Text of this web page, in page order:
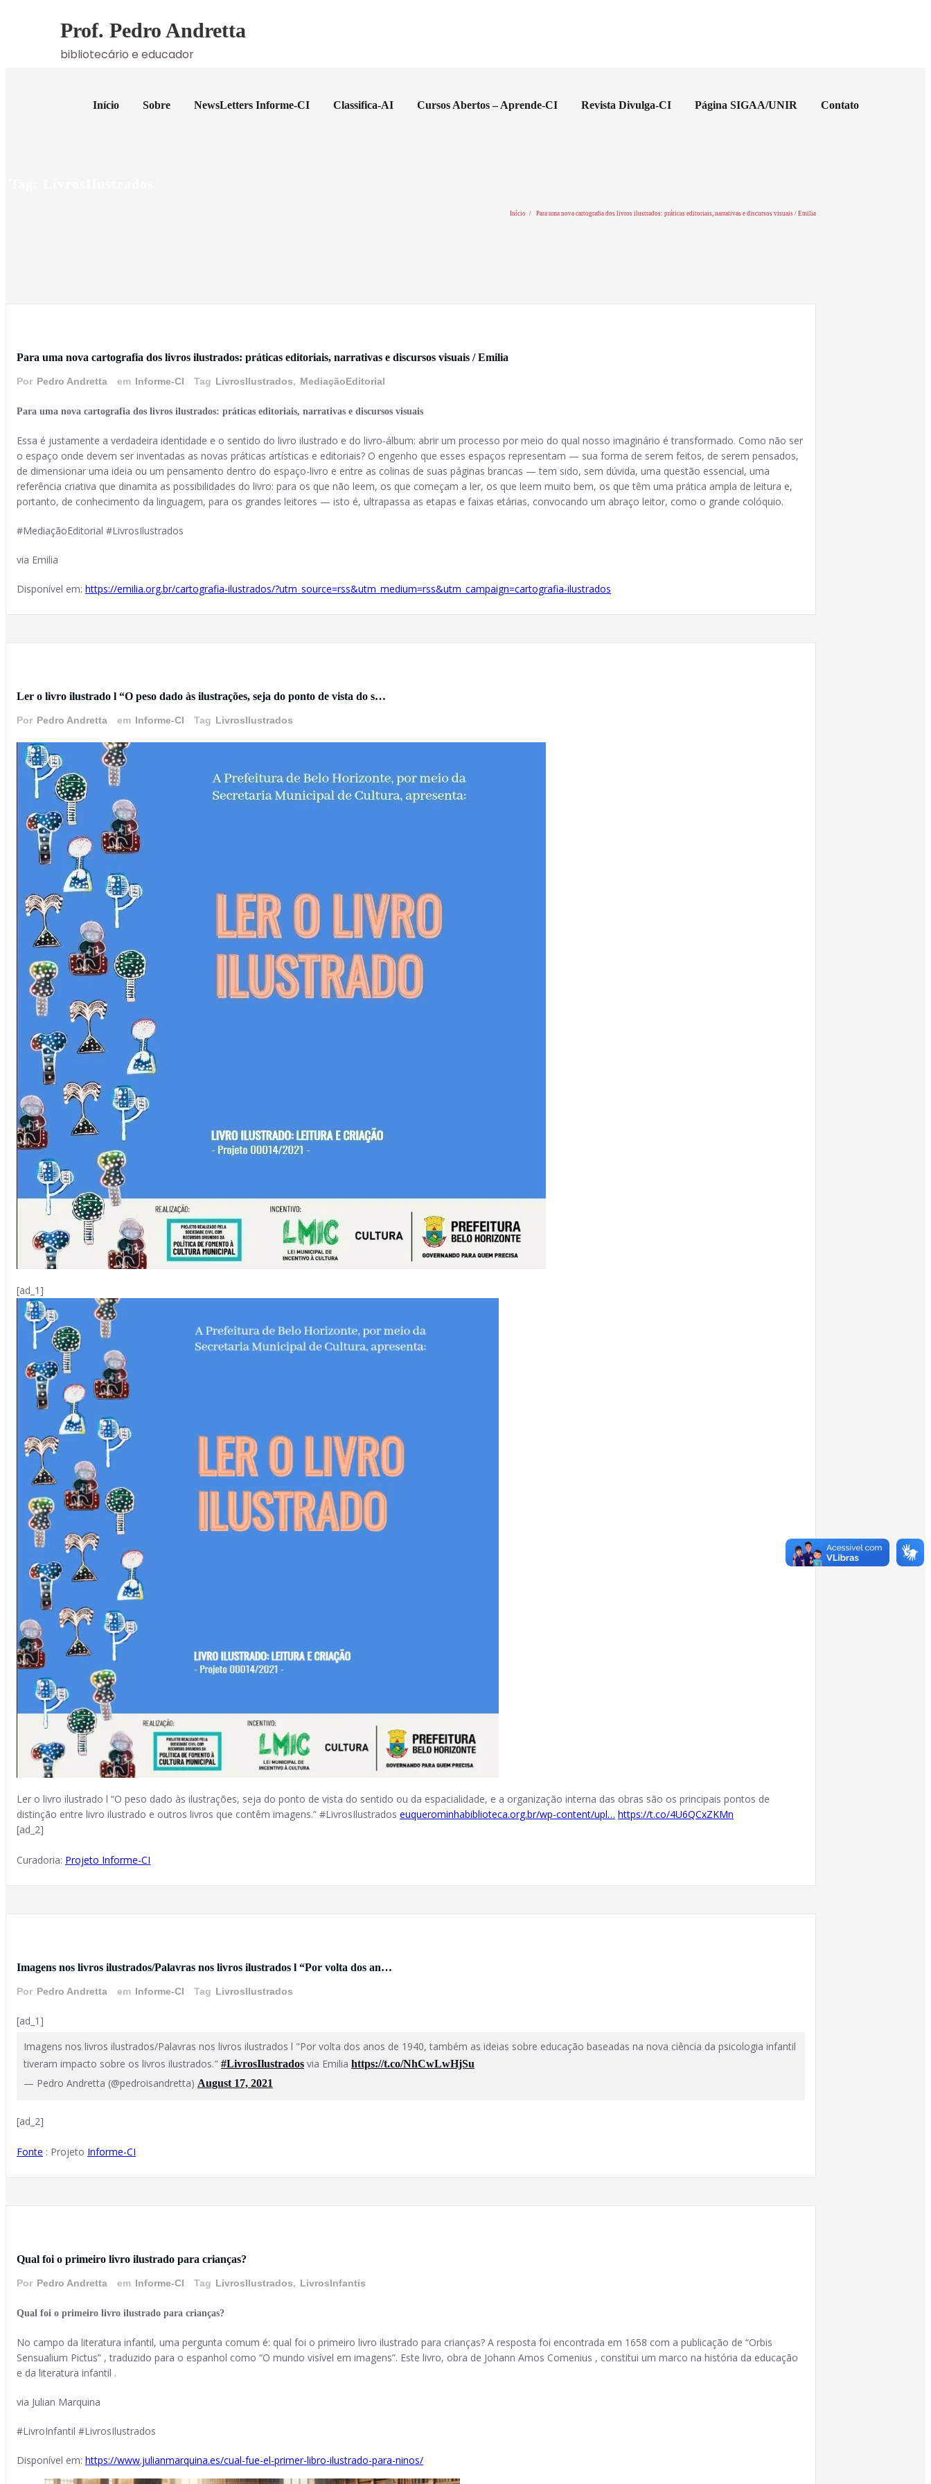
Prof. Pedro Andretta
bibliotecário e educador
Início Sobre NewsLetters Informe-CI Classifica-AI Cursos Abertos – Aprende-CI Revista Divulga-CI Página SIGAA/UNIR Contato
Início Para uma nova cartografia dos livros ilustrados: práticas editoriais, narrativas e discursos visuais / Emilia
Para uma nova cartografia dos livros ilustrados: práticas editoriais, narrativas e discursos visuais / Emilia
Por Pedro Andretta em Informe-CI Tag LivrosIlustrados, MediaçãoEditorial
Para uma nova cartografia dos livros ilustrados: práticas editoriais, narrativas e discursos visuais
Essa é justamente a verdadeira identidade e o sentido do livro ilustrado e do livro-álbum: abrir um processo por meio do qual nosso imaginário é transformado. Como não ser
o espaço onde devem ser inventadas as novas práticas artísticas e editoriais? O engenho que esses espaços representam — sua forma de serem feitos, de serem pensados,
de dimensionar uma ideia ou um pensamento dentro do espaço-livro e entre as colinas de suas páginas brancas — tem sido, sem dúvida, uma questão essencial, uma
referência criativa que dinamita as possibilidades do livro: para os que não leem, os que começam a ler, os que leem muito bem, os que têm uma prática ampla de leitura e,
portanto, de conhecimento da linguagem, para os grandes leitores — isto é, ultrapassa as etapas e faixas etárias, convocando um abraço leitor, como o grande colóquio.
#MediaçãoEditorial #LivrosIlustrados
via Emilia
Disponível em: https://emilia.org.br/cartografia-ilustrados/?utm_source=rss&utm_medium=rss&utm_campaign=cartografia-ilustrados
Ler o livro ilustrado l “O peso dado às ilustrações, seja do ponto de vista do s…
Por Pedro Andretta em Informe-CI Tag LivrosIlustrados
[ad_1]
Ler o livro ilustrado l “O peso dado às ilustrações, seja do ponto de vista do sentido ou da espacialidade, e a organização interna das obras são os principais pontos de
distinção entre livro ilustrado e outros livros que contêm imagens.” #LivrosIlustrados euquerominhabiblioteca.org.br/wp-content/upl… https://t.co/4U6QCxZKMn
[ad_2]
Curadoria: Projeto Informe-CI
Imagens nos livros ilustrados/Palavras nos livros ilustrados l “Por volta dos an…
Por Pedro Andretta em Informe-CI Tag LivrosIlustrados
[ad_1]
Imagens nos livros ilustrados/Palavras nos livros ilustrados l "Por volta dos anos de 1940, também as ideias sobre educação baseadas na nova ciência da psicologia infantil
tiveram impacto sobre os livros ilustrados." #LivrosIlustrados via Emilia https://t.co/NhCwLwHjSu
— Pedro Andretta (@pedroisandretta) August 17, 2021
[ad_2]
Fonte : Projeto Informe-CI
Qual foi o primeiro livro ilustrado para crianças?
Por Pedro Andretta em Informe-CI Tag LivrosIlustrados, LivrosInfantis
Qual foi o primeiro livro ilustrado para crianças?
No campo da literatura infantil, uma pergunta comum é: qual foi o primeiro livro ilustrado para crianças? A resposta foi encontrada em 1658 com a publicação de “Orbis
Sensualium Pictus” , traduzido para o espanhol como “O mundo visível em imagens”. Este livro, obra de Johann Amos Comenius , constitui um marco na história da educação
e da literatura infantil .
via Julian Marquina
#LivroInfantil #LivrosIlustrados
Disponível em: https://www.julianmarquina.es/cual-fue-el-primer-libro-ilustrado-para-ninos/